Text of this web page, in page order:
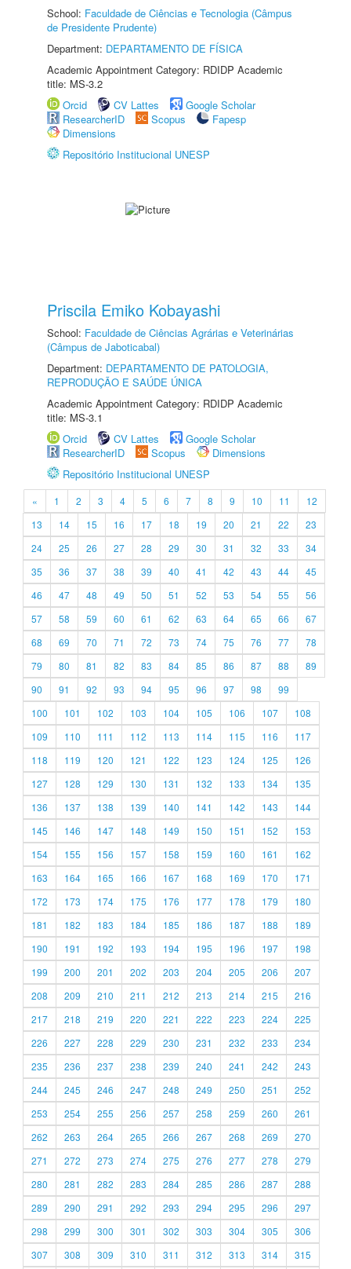
School: Faculdade de Ciências e Tecnologia (Câmpus
de Presidente Prudente)
Department: DEPARTAMENTO DE FÍSICA
Academic Appointment Category: RDIDP Academic
title: MS-3.2
Orcid
CV Lattes
Google Scholar
ResearcherID
Scopus
Fapesp
Dimensions
Repositório Institucional UNESP
Priscila Emiko Kobayashi
School: Faculdade de Ciências Agrárias e Veterinárias
(Câmpus de Jaboticabal)
Department: DEPARTAMENTO DE PATOLOGIA,
REPRODUÇÃO E SAÚDE ÚNICA
Academic Appointment Category: RDIDP Academic
title: MS-3.1
Orcid
CV Lattes
Google Scholar
ResearcherID
Scopus
Dimensions
Repositório Institucional UNESP
« 1 2 3 4 5 6 7 8 9 10 11
12
13
14 15 16 17 18 19 20 21 22
23
24
25 26 27 28 29 30 31 32 33
34
35
36 37 38 39 40 41 42 43 44
45
46
47 48 49 50 51 52 53 54 55
56
57
58 59 60 61 62 63 64 65 66
67
68
69 70 71 72 73 74 75 76 77
78
79
80 81 82 83 84 85 86 87 88
89
90
91 92 93 94 95 96 97 98
99
100
101 102 103 104 105 106 107
108
109
110 111 112 113 114 115 116
117
118
119 120 121 122 123 124 125
126
127
128 129 130 131 132 133 134
135
136
137 138 139 140 141 142 143
144
145
146 147 148 149 150 151 152
153
154
155 156 157 158 159 160 161
162
163
164 165 166 167 168 169 170
171
172
173 174 175 176 177 178 179
180
181
182 183 184 185 186 187 188
189
190
191 192 193 194 195 196 197
198
199
200 201 202 203 204 205 206
207
208
209 210 211 212 213 214 215
216
217
218 219 220 221 222 223 224
225
226
227 228 229 230 231 232 233
234
235
236 237 238 239 240 241 242
243
244
245 246 247 248 249 250 251
252
253
254 255 256 257 258 259 260
261
262
263 264 265 266 267 268 269
270
271
272 273 274 275 276 277 278
279
280
281 282 283 284 285 286 287
288
289
290 291 292 293 294 295 296
297
298
299 300 301 302 303 304 305
306
307
308 309 310 311 312 313 314 315